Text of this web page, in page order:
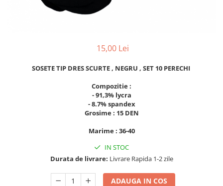
15,00 Lei
SOSETE TIP DRES SCURTE , NEGRU , SET 10 PERECHI
Compozitie :
- 91,3% lycra
- 8.7% spandex
Grosime : 15 DEN
Marime : 36-40
IN STOC
Durata de livrare: Livrare Rapida 1-2 zile
ADAUGA IN COS